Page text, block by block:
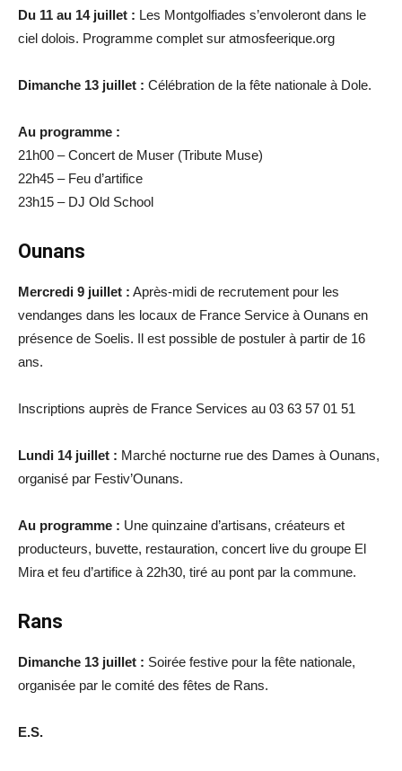
Du 11 au 14 juillet : Les Montgolfiades s’envoleront dans le
ciel dolois. Programme complet sur atmosfeerique.org
Dimanche 13 juillet : Célébration de la fête nationale à Dole.
Au programme :
21h00 – Concert de Muser (Tribute Muse)
22h45 – Feu d’artifice
23h15 – DJ Old School
Ounans
Mercredi 9 juillet : Après-midi de recrutement pour les
vendanges dans les locaux de France Service à Ounans en
présence de Soelis. Il est possible de postuler à partir de 16
ans.
Inscriptions auprès de France Services au 03 63 57 01 51
Lundi 14 juillet : Marché nocturne rue des Dames à Ounans,
organisé par Festiv’Ounans.
Au programme : Une quinzaine d’artisans, créateurs et
producteurs, buvette, restauration, concert live du groupe El
Mira et feu d’artifice à 22h30, tiré au pont par la commune.
Rans
Dimanche 13 juillet : Soirée festive pour la fête nationale,
organisée par le comité des fêtes de Rans.
E.S.